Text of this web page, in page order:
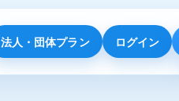
法人・団体プラン ログイン